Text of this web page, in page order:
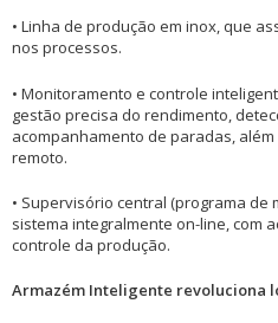
• Linha de produção em inox, que
nos processos.
• Monitoramento e controle
gestão precisa do rendimento,
acompanhamento de paradas,
remoto.
• Supervisório central (programa de
sistema integralmente on-line, com
controle da produção.
Armazém Inteligente revoluciona